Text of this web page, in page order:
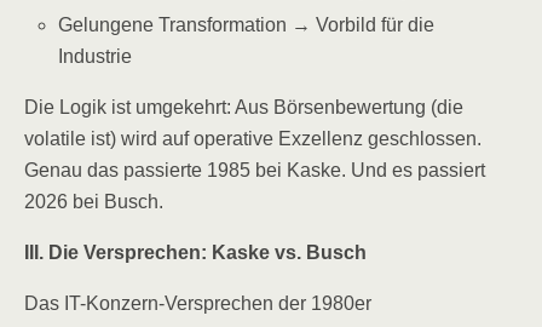
Gelungene Transformation → Vorbild für die
Industrie
Die Logik ist umgekehrt: Aus Börsenbewertung (die
volatile ist) wird auf operative Exzellenz geschlossen.
Genau das passierte 1985 bei Kaske. Und es passiert
2026 bei Busch.
III. Die Versprechen: Kaske vs. Busch
Das IT-Konzern-Versprechen der 1980er